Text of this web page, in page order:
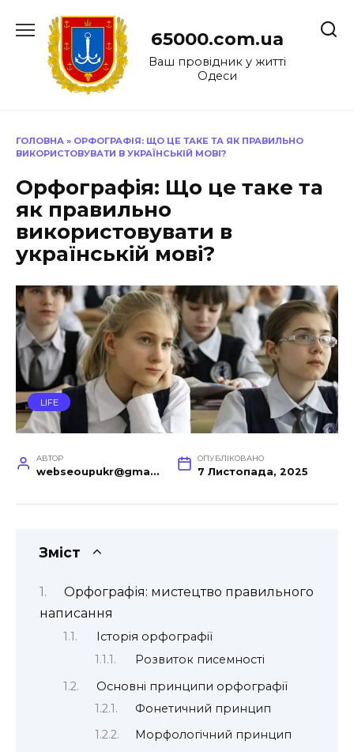
до
65000.com.ua
Ваш провідник у житті
Одеси
ГОЛОВНА » ОРФОГРАФІЯ: ЩО ЦЕ ТАКЕ ТА ЯК ПРАВИЛЬНО
ВИКОРИСТОВУВАТИ В УКРАЇНСЬКІЙ МОВІ?
Орфографія: Що це таке та
як правильно
використовувати в
українській мові?
LIFE
АВТОР
webseoupukr@gmail.com
ОПУБЛІКОВАНО
7 Листопада, 2025
Зміст
Орфографія: мистецтво правильного
написання
Історія орфографії
Розвиток писемності
Основні принципи орфографії
Фонетичний принцип
Морфологічний принцип